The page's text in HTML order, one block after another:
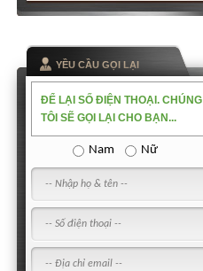
YỀU CẦU GỌI LẠI
ĐỂ LẠI SỐ ĐIỆN THOẠI. CHÚNG
TÔI SẼ GỌI LẠI CHO BẠN...
Nam Nữ